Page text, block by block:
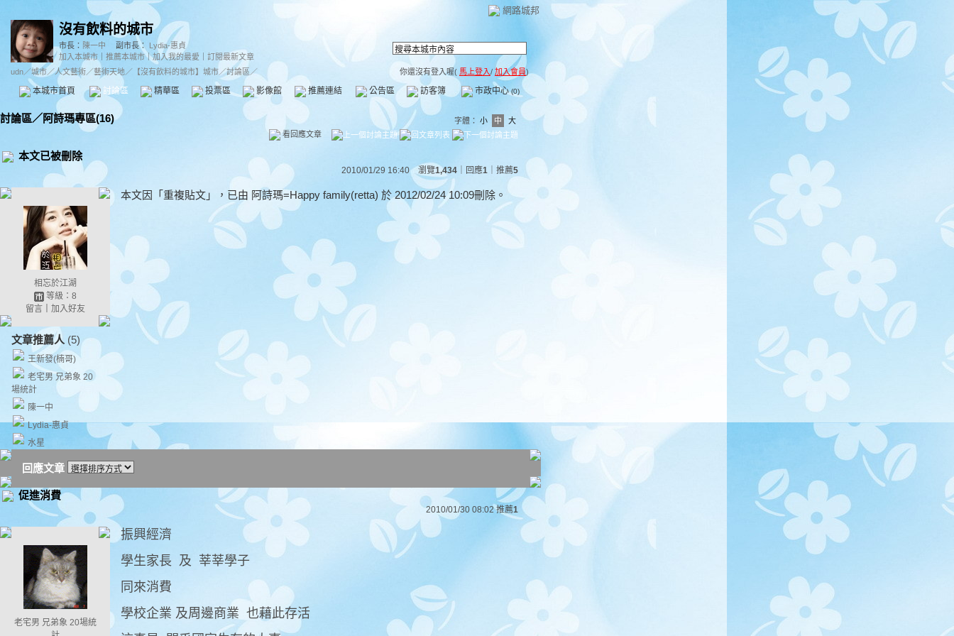
網路城邦
沒有飲料的城市
市長： 陳一中 副市長：
Lydia-惠貞
加入本城市
推薦本城市｜加入我的最愛
訂閱最新文章
udn／城市／人文藝術／藝術天地／ 【沒有飲料的城市】城市／討論區／ 你還沒有登入喔( 馬上登入/ 加入會員)
本城市首頁 討論區 精華區 投票區 影像館 推薦連結 公告區 訪客簿 市政中心(0)
討論區／阿詩瑪專區(16) 字體： 小 中
大
看回應文章
本文已被刪除
2010/01/29 16:40 瀏覽1,434 ｜回應1 推薦5
相忘於江湖
等級：8
留言｜ 加入好友
文章推薦人 (5)
王新發(楠哥)
老宅男 兄弟象 20
場統計
陳一中
Lydia-惠貞
水星
本文因「重複貼文」，已由 阿詩瑪=Happy family(retta) 於2012/02/24 10:09刪除。
回應文章
促進消費
2010/01/30 08:02推薦1
老宅男 兄弟象 20場統
振興經濟
學生家長 及 莘莘學子
同來消費
學校企業 及周邊商業 也藉此存活